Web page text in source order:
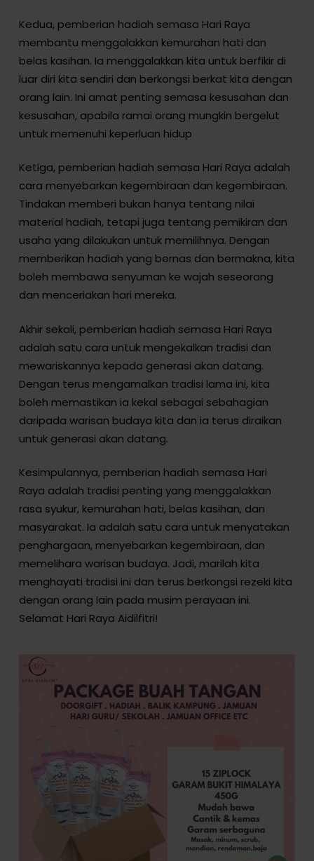
Kedua, pemberian hadiah semasa Hari Raya
membantu menggalakkan kemurahan hati dan
belas kasihan. Ia menggalakkan kita untuk berfikir di
luar diri kita sendiri dan berkongsi berkat kita dengan
orang lain. Ini amat penting semasa kesusahan dan
kesusahan, apabila ramai orang mungkin bergelut
untuk memenuhi keperluan hidup
Ketiga, pemberian hadiah semasa Hari Raya adalah
cara menyebarkan kegembiraan dan kegembiraan.
Tindakan memberi bukan hanya tentang nilai
material hadiah, tetapi juga tentang pemikiran dan
usaha yang dilakukan untuk memilihnya. Dengan
memberikan hadiah yang bernas dan bermakna, kita
boleh membawa senyuman ke wajah seseorang
dan menceriakan hari mereka.
Akhir sekali, pemberian hadiah semasa Hari Raya
adalah satu cara untuk mengekalkan tradisi dan
mewariskannya kepada generasi akan datang.
Dengan terus mengamalkan tradisi lama ini, kita
boleh memastikan ia kekal sebagai sebahagian
daripada warisan budaya kita dan ia terus diraikan
untuk generasi akan datang.
Kesimpulannya, pemberian hadiah semasa Hari
Raya adalah tradisi penting yang menggalakkan
rasa syukur, kemurahan hati, belas kasihan, dan
masyarakat. Ia adalah satu cara untuk menyatakan
penghargaan, menyebarkan kegembiraan, dan
memelihara warisan budaya. Jadi, marilah kita
menghayati tradisi ini dan terus berkongsi rezeki kita
dengan orang lain pada musim perayaan ini.
Selamat Hari Raya Aidilfitri!